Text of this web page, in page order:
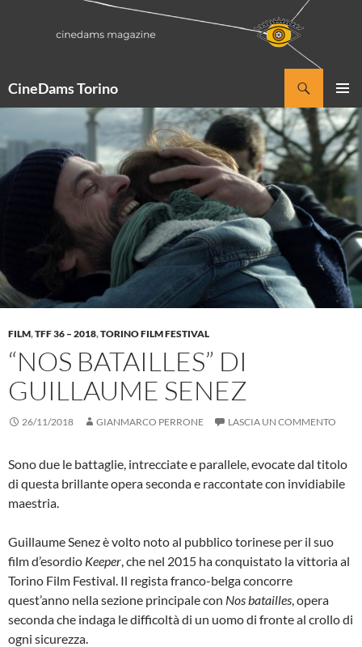
CineDams Torino
MENU
FILM,TFF 36 – 2018,TORINO FILM FESTIVAL
“NOS BATAILLES” DI
GUILLAUME SENEZ
26/11/2018 GIANMARCO PERRONE LASCIA UN COMMENTO
Sono due le battaglie, intrecciate e parallele, evocate dal titolo
di questa brillante opera seconda e raccontate con invidiabile
maestria.
Guillaume Senez è volto noto al pubblico torinese per il suo
film d’esordio Keeper, che nel 2015 ha conquistato la vittoria al
Torino Film Festival. Il regista franco-belga concorre
quest’anno nella sezione principale con Nos batailles, opera
seconda che indaga le difficoltà di un uomo di fronte al crollo di
ogni sicurezza.